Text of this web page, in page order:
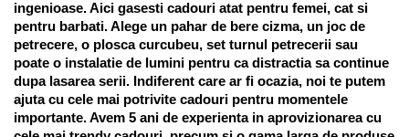
ingenioase. Aici gasesti cadouri atat pentru femei, cat si
pentru barbati. Alege un pahar de bere cizma, un joc de
petrecere, o plosca curcubeu, set turnul petrecerii sau
poate o instalatie de lumini pentru ca distractia sa continue
dupa lasarea serii. Indiferent care ar fi ocazia, noi te putem
ajuta cu cele mai potrivite cadouri pentru momentele
importante. Avem 5 ani de experienta in aprovizionarea cu